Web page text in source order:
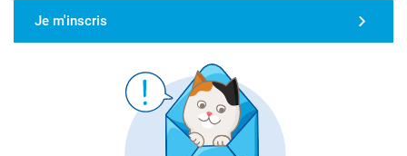
Je m'inscris